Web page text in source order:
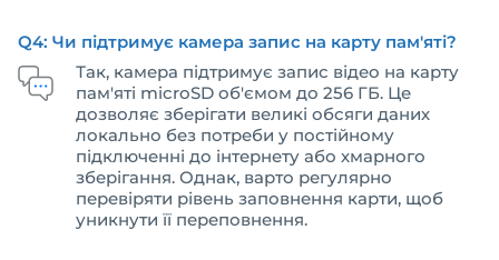
Q4: Чи підтримує камера запис на карту пам'яті?
Так, камера підтримує запис відео на карту
пам'яті microSD об'ємом до 256 ГБ. Це
дозволяє зберігати великі обсяги даних
локально без потреби у постійному
підключенні до інтернету або хмарного
зберігання. Однак, варто регулярно
перевіряти рівень заповнення карти, щоб
уникнути її переповнення.